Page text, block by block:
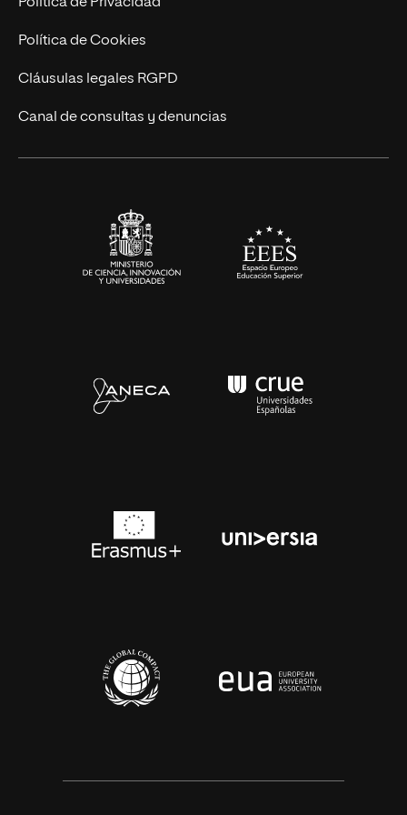
Ingeniería
Diseño
Ciencias de la Salud
Política de Cookies
Cláusulas legales RGPD
Canal de consultas y denuncias